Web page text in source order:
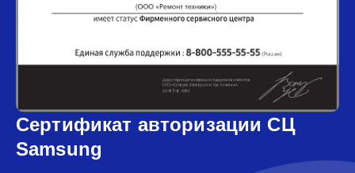
Сертификат авторизации СЦ
Samsung